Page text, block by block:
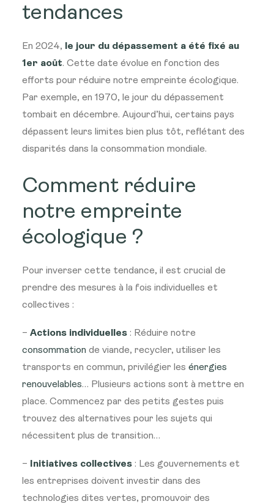
tendances
En 2024,
le jour du dépassement a été fixé au
1er août. Cette date évolue en fonction des
efforts pour réduire notre empreinte écologique.
Par exemple, en 1970, le jour du dépassement
tombait en décembre. Aujourd’hui, certains pays
dépassent leurs limites bien plus tôt, reflétant des
disparités dans la consommation mondiale.
Comment réduire
notre empreinte
écologique ?
Pour inverser cette tendance, il est crucial de
prendre des mesures à la fois individuelles et
collectives :
– Actions individuelles : Réduire notre
consommation de viande, recycler, utiliser les
transports en commun, privilégier les énergies
renouvelables… Plusieurs actions sont à mettre en
place. Commencez par des petits gestes puis
trouvez des alternatives pour les sujets qui
nécessitent plus de transition…
– Initiatives collectives : Les gouvernements et
les entreprises doivent investir dans des
technologies dites vertes, promouvoir des